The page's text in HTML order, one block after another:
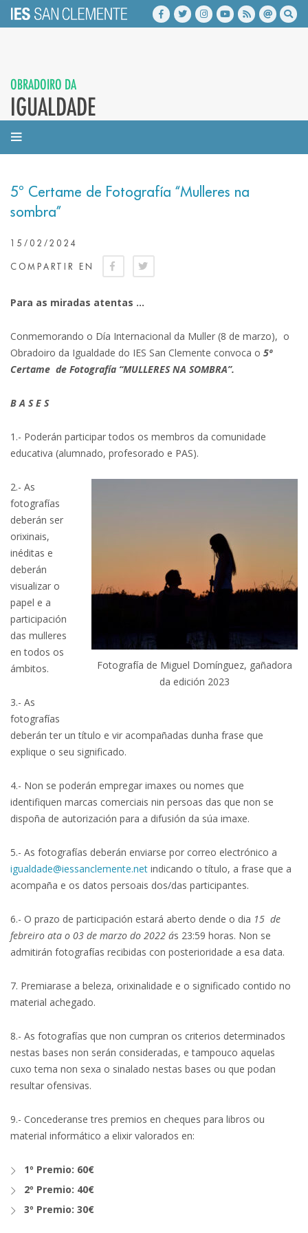
OBRADOIRO DA
IGUALDADE
5º Certame de Fotografía “Mulleres na
sombra”
15/02/2024
COMPARTIR EN
Para as miradas atentas …
Conmemorando o Día Internacional da Muller (8 de marzo), o
Obradoiro da Igualdade do IES San Clemente convoca o 5º
Certame de Fotografía “MULLERES NA SOMBRA”.
B A S E S
1.- Poderán participar todos os membros da comunidade
educativa (alumnado, profesorado e PAS).
Fotografía de Miguel Domínguez, gañadora
da edición 2023
2.- As
fotografías
deberán ser
orixinais,
inéditas e
deberán
visualizar o
papel e a
participación
das mulleres
en todos os
ámbitos.
3.- As
fotografías
deberán ter un título e vir acompañadas dunha frase que
explique o seu significado.
4.- Non se poderán empregar imaxes ou nomes que
identifiquen marcas comerciais nin persoas das que non se
dispoña de autorización para a difusión da súa imaxe.
5.- As fotografías deberán enviarse por correo electrónico a
igualdade@iessanclemente.net indicando o título, a frase que a
acompaña e os datos persoais dos/das participantes.
6.- O prazo de participación estará aberto dende o dia 15 de
febreiro ata o 03 de marzo do 2022 ás 23:59 horas. Non se
admitirán fotografías recibidas con posterioridade a esa data.
7. Premiarase a beleza, orixinalidade e o significado contido no
material achegado.
8.- As fotografías que non cumpran os criterios determinados
nestas bases non serán consideradas, e tampouco aquelas
cuxo tema non sexa o sinalado nestas bases ou que podan
resultar ofensivas.
9.- Concederanse tres premios en cheques para libros ou
material informático a elixir valorados en:
1º Premio: 60€
2º Premio: 40€
3º Premio: 30€